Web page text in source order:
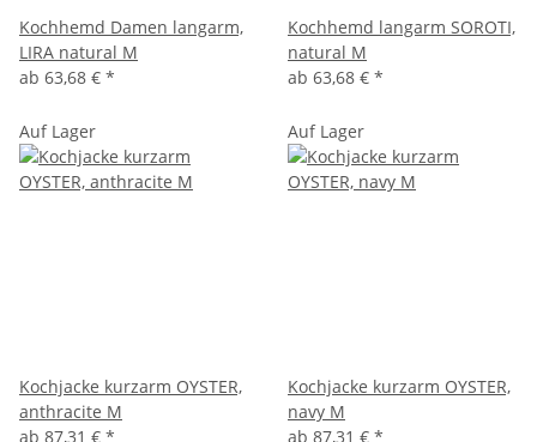
Kochhemd Damen langarm,
LIRA natural M
ab 63,68 € *
Kochhemd langarm SOROTI,
natural M
ab 63,68 € *
Auf Lager
Kochjacke kurzarm OYSTER,
anthracite M
ab 87,31 € *
Auf Lager
Kochjacke kurzarm OYSTER,
navy M
ab 87,31 € *